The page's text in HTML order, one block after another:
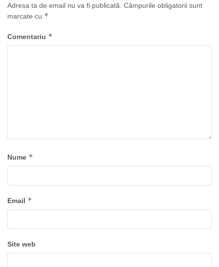
Adresa ta de email nu va fi publicată. Câmpurile obligatorii sunt
marcate cu *
Comentariu *
Nume *
Email *
Site web